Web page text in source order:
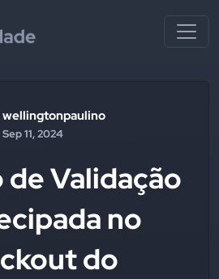
wellingtonpaulino
Sep 11, 2024
de Validação
no
do